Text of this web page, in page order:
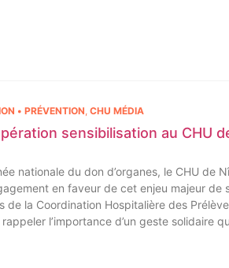
sensibilisation au CHU
• PRÉVENTION CHU MÉDIA
nationale du don d’organes, le CHU
en faveur de cet enjeu majeur
de la Coordination Hospitalière des
l’importance d’un geste solidaire